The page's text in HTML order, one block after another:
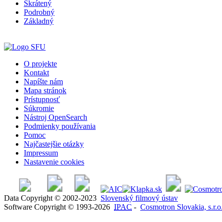
Skrátený
Podrobný
Základný
O projekte
Kontakt
Napíšte nám
Mapa stránok
Prístupnosť
Súkromie
Nástroj OpenSearch
Podmienky používania
Pomoc
Najčastejšie otázky
Impressum
Nastavenie cookies
Data Copyright © 2002-2023 Slovenský filmový ústav
Software Copyright © 1993-2026 IPAC - Cosmotron Slovakia,